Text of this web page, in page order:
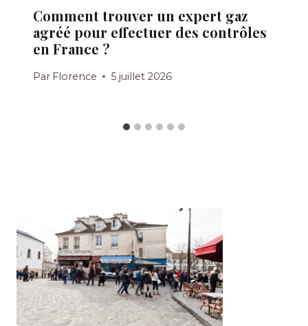
Comment trouver un expert gaz
agréé pour effectuer des contrôles
en France ?
Par Florence 5 juillet 2026